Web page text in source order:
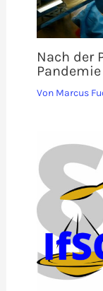
Nach der
Pandemie
Von Marcus